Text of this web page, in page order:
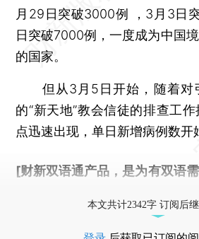
月29日突破3000例 ，3月3日
日突破7000例，一度成为中国
的国家。
但从3月5日开始，随着对
的“新天地”教会信徒的排查工
点迅速出现，单日新增病例数开
[财新双语通产品，是为有双语
本文共计2342字 订阅后